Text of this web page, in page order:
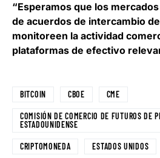
“Esperamos que los
de acuerdos de intercambio
monitoreen la actividad
plataformas de efectivo
BITCOIN CBOE CME
COMISIÓN DE COMERCIO DE FUTUROS DE
ESTADOUNIDENSE
CRIPTOMONEDA ESTADOS UNIDOS